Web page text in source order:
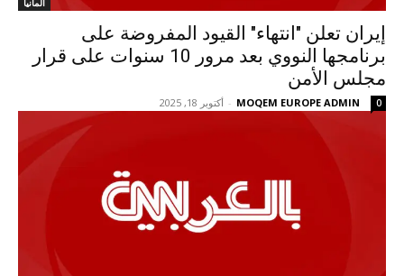
ألمانيا
إيران تعلن "انتهاء" القيود المفروضة على
برنامجها النووي بعد مرور 10 سنوات على قرار
مجلس الأمن
MOQEM EUROPE ADMIN
- أكتوبر 18, 2025 0